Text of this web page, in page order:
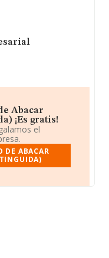
Abacar
¡Es gratis!
el
DE ABACAR